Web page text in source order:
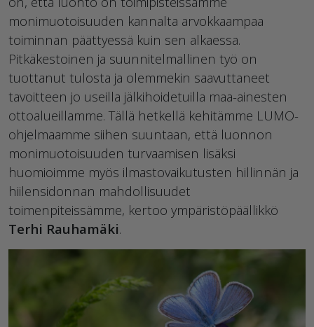
monimuotoisuuden kannalta arvokkaampaa
toiminnan päättyessä kuin sen alkaessa.
Pitkäkestoinen ja suunnitelmallinen työ on
tuottanut tulosta ja olemmekin saavuttaneet
tavoitteen jo useilla jälkihoidetuilla maa-ainesten
ottoalueillamme. Tällä hetkellä kehitämme LUMO-
ohjelmaamme siihen suuntaan, että luonnon
monimuotoisuuden turvaamisen lisäksi
huomioimme myös ilmastovaikutusten hillinnän ja
hiilensidonnan mahdollisuudet
toimenpiteissämme, kertoo ympäristöpäällikkö
Terhi Rauhamäki.